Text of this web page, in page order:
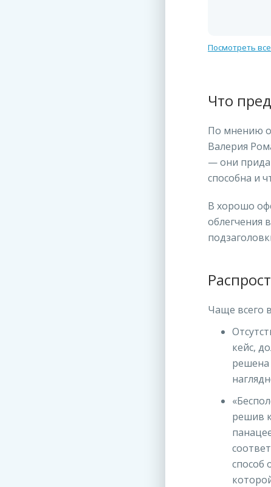
Посмотреть
Что
По мнению
Валерия
— они
способна и
В хорошо
облегчения
Чаще всего
кейс,
решена
решив
способ